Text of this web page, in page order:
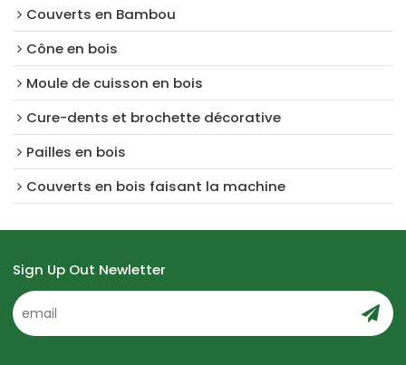
Couverts en Bambou
Cône en bois
Moule de cuisson en bois
Cure-dents et brochette décorative
Pailles en bois
Couverts en bois faisant la machine
Sign Up Out Newletter